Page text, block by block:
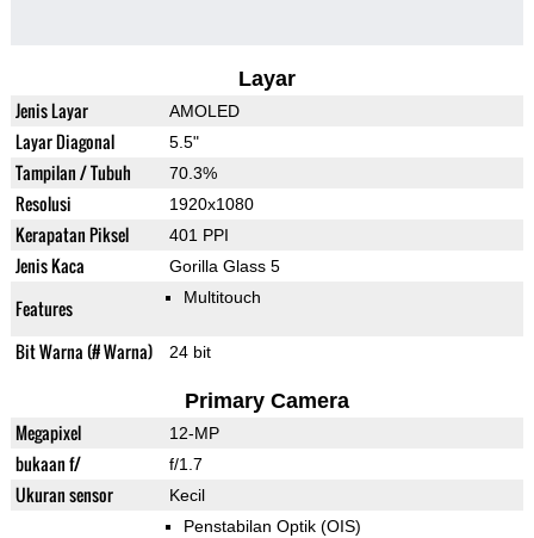
Layar
Jenis Layar AMOLED
Layar Diagonal 5.5"
Tampilan / Tubuh 70.3%
Resolusi 1920x1080
Kerapatan Piksel 401 PPI
Jenis Kaca Gorilla Glass 5
Features Multitouch
Bit Warna (# Warna) 24 bit
Primary Camera
Megapixel 12-MP
bukaan f/ f/1.7
Ukuran sensor Kecil
Penstabilan Optik (OIS)